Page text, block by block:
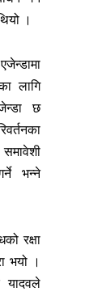
।
लागि
छ
भन्ने
रक्षा
भयो ।
यादवले